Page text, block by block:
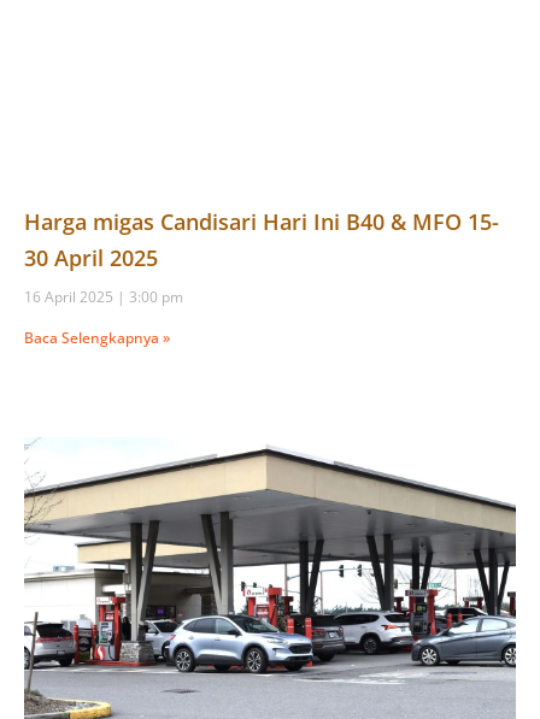
Harga migas Candisari Hari Ini B40 & MFO 15-
30 April 2025
16 April 2025
3:00 pm
Baca Selengkapnya »